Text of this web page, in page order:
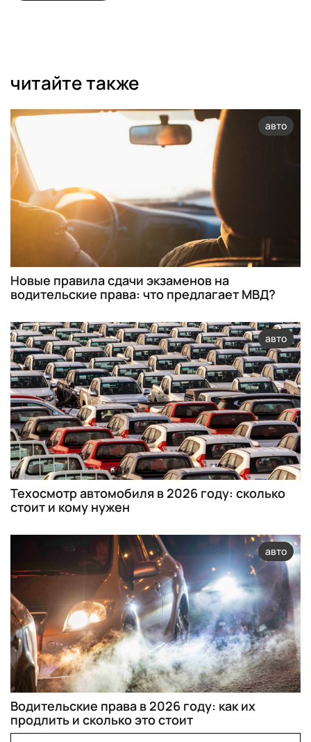
читайте также
авто
Новые правила сдачи экзаменов на
водительские права: что предлагает МВД?
авто
Техосмотр автомобиля в 2026 году: сколько
стоит и кому нужен
авто
Водительские права в 2026 году: как их
продлить и сколько это стоит